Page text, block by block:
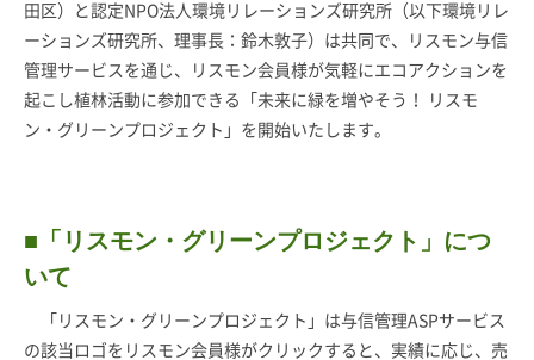
田区）と認定NPO法人環境リレーションズ研究所（以下環境リレ
ーションズ研究所、理事長：鈴木敦子）は共同で、リスモン与信
管理サービスを通じ、リスモン会員様が気軽にエコアクションを
起こし植林活動に参加できる「未来に緑を増やそう！ リスモ
ン・グリーンプロジェクト」を開始いたします。
■「リスモン・グリーンプロジェクト」につ
いて
「リスモン・グリーンプロジェクト」は与信管理ASPサービス
の該当ロゴをリスモン会員様がクリックすると、実績に応じ、売